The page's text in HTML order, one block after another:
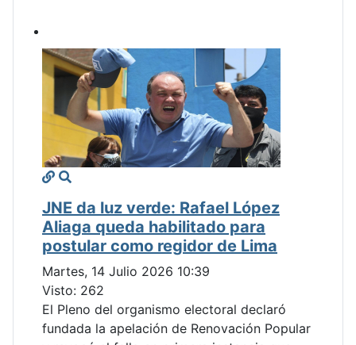
JNE da luz verde: Rafael López
Aliaga queda habilitado para
postular como regidor de Lima
Martes, 14 Julio 2026 10:39
Visto: 262
El Pleno del organismo electoral declaró
fundada la apelación de Renovación Popular